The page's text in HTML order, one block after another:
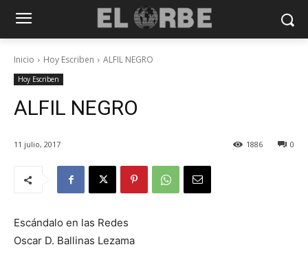
Inicio Hoy Escriben ALFIL NEGRO
Hoy Escriben
ALFIL NEGRO
11 julio, 2017 0
1886
Escándalo en las Redes
Oscar D. Ballinas Lezama